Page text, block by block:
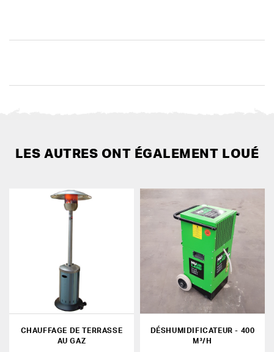
LES AUTRES ONT ÉGALEMENT LOUÉ
CHAUFFAGE DE TERRASSE
AU GAZ
DÉSHUMIDIFICATEUR - 400
M³/H